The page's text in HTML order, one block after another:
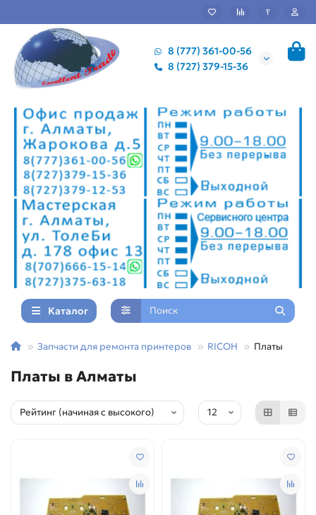
₸
8 (777) 361-00-56
8 (727) 379-15-36
Каталог
Запчасти для ремонта принтеров RICOH Платы
Платы в Алматы